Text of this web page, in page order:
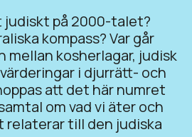
judiskt på 2000-talet?
kompass? Var går
mellan kosherlagar, judisk
i djurrätt- och
att det här numret
om vad vi äter och
relaterar till den judiska